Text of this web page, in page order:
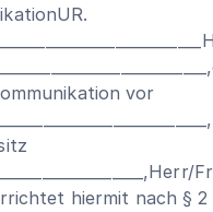
vor
hiermit nach § 2